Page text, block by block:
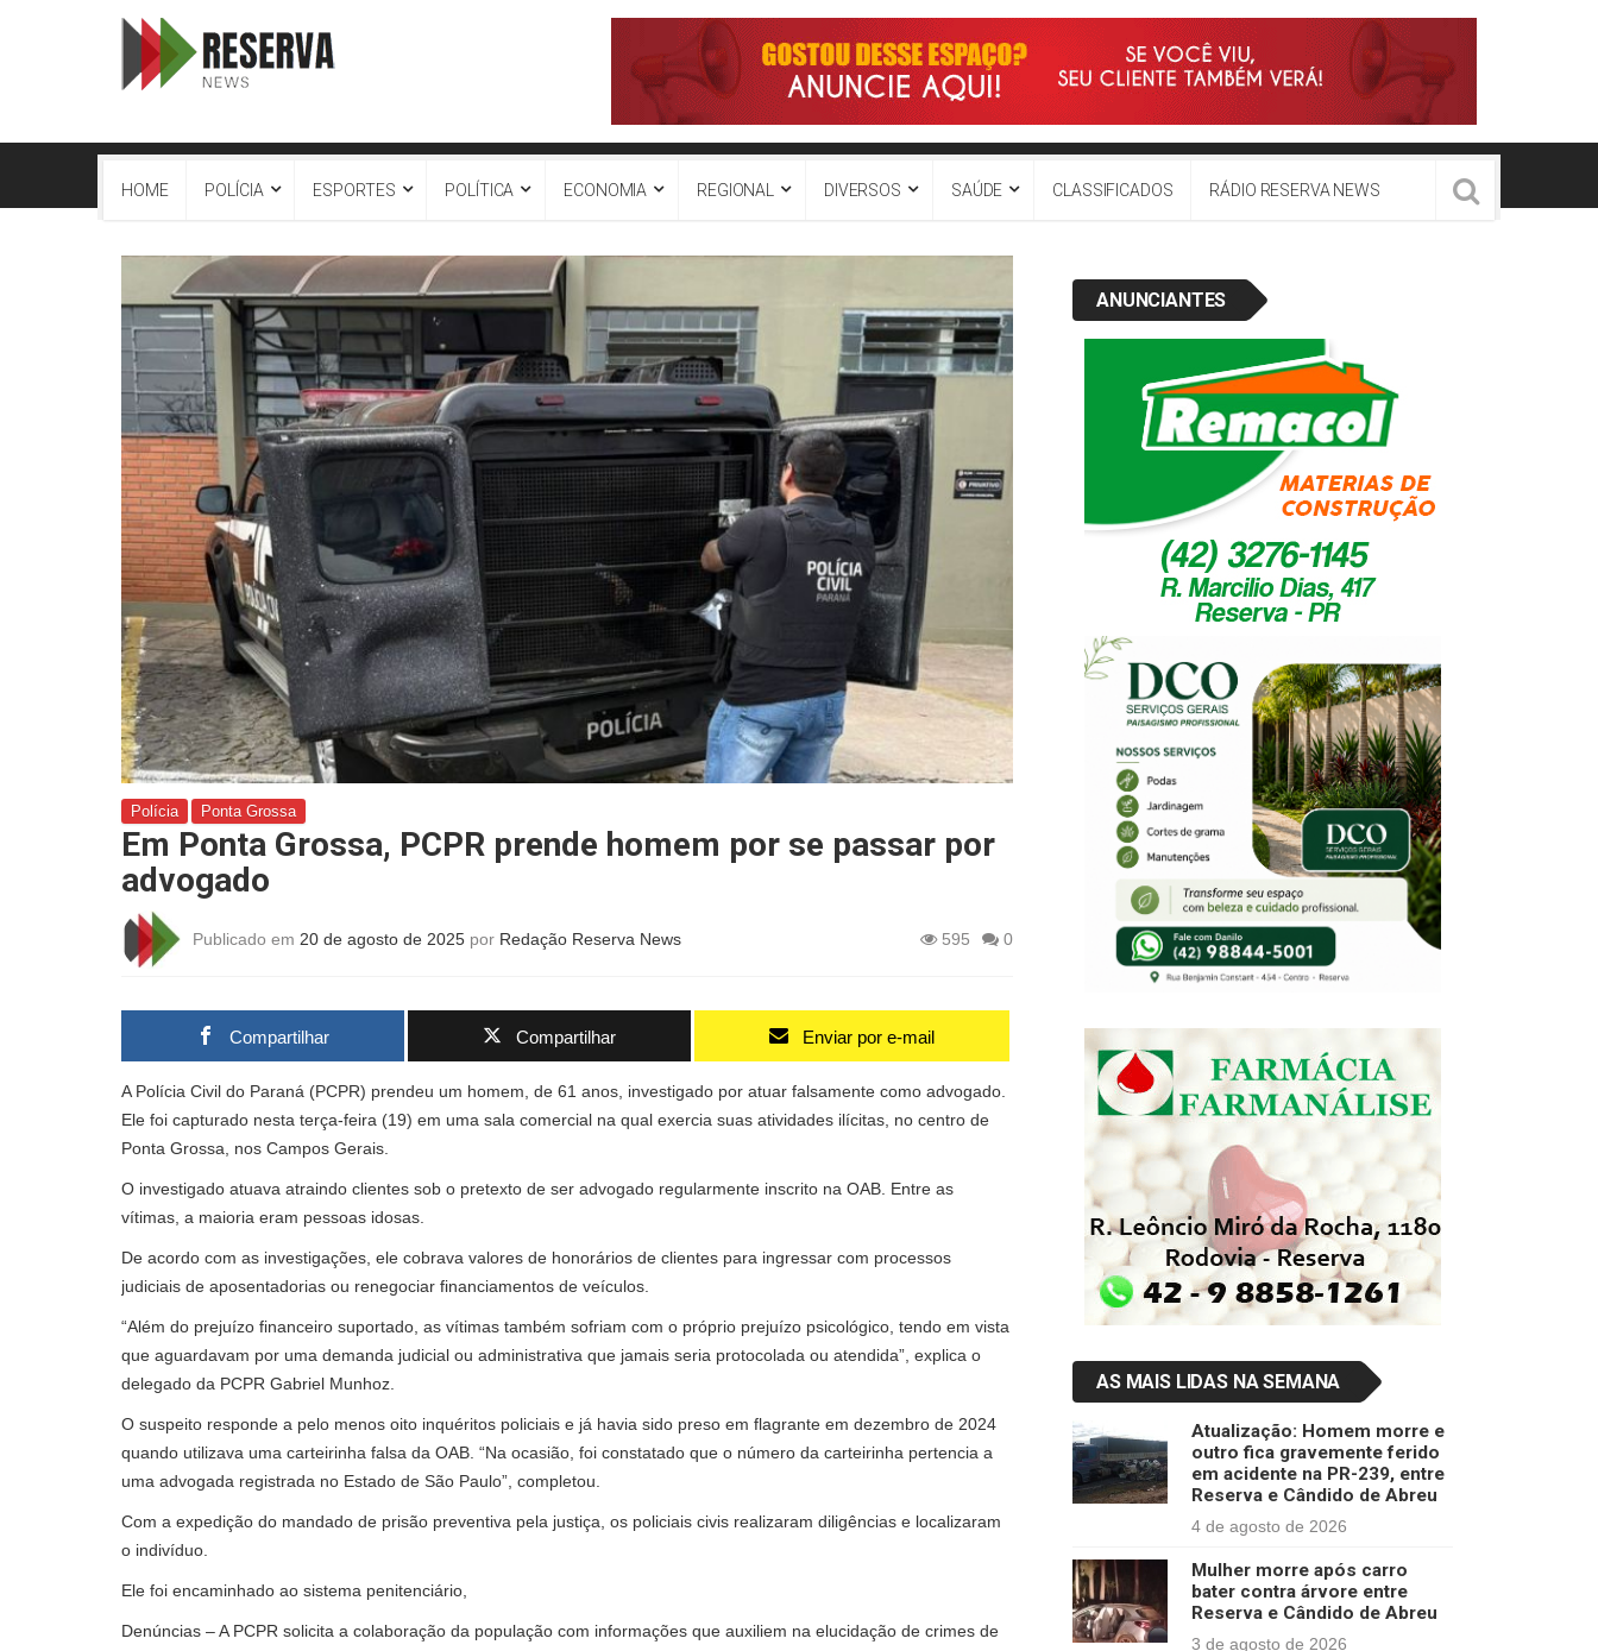
HOME POLÍCIA ESPORTES POLÍTICA ECONOMIA REGIONAL DIVERSOS SAÚDE CLASSIFICADOS RÁDIO RESERVA NEWS
Polícia Ponta Grossa
Em Ponta Grossa, PCPR prende homem por se passar por
advogado
Publicado em 20 de agosto de 2025 por Redação Reserva News 595 0
Compartilhar Compartilhar Enviar por e-mail
A Polícia Civil do Paraná (PCPR) prendeu um homem, de 61 anos, investigado por atuar falsamente como advogado.
Ele foi capturado nesta terça-feira (19) em uma sala comercial na qual exercia suas atividades ilícitas, no centro de
Ponta Grossa, nos Campos Gerais.
O investigado atuava atraindo clientes sob o pretexto de ser advogado regularmente inscrito na OAB. Entre as
vítimas, a maioria eram pessoas idosas.
De acordo com as investigações, ele cobrava valores de honorários de clientes para ingressar com processos
judiciais de aposentadorias ou renegociar financiamentos de veículos.
“Além do prejuízo financeiro suportado, as vítimas também sofriam com o próprio prejuízo psicológico, tendo em vista
que aguardavam por uma demanda judicial ou administrativa que jamais seria protocolada ou atendida”, explica o
delegado da PCPR Gabriel Munhoz.
O suspeito responde a pelo menos oito inquéritos policiais e já havia sido preso em flagrante em dezembro de 2024
quando utilizava uma carteirinha falsa da OAB. “Na ocasião, foi constatado que o número da carteirinha pertencia a
uma advogada registrada no Estado de São Paulo”, completou.
Com a expedição do mandado de prisão preventiva pela justiça, os policiais civis realizaram diligências e localizaram
o indivíduo.
Ele foi encaminhado ao sistema penitenciário,
Denúncias – A PCPR solicita a colaboração da população com informações que auxiliem na elucidação de crimes de
ANUNCIANTES
AS MAIS LIDAS NA SEMANA
Atualização: Homem morre e
outro fica gravemente ferido
em acidente na PR-239, entre
Reserva e Cândido de Abreu
4 de agosto de 2026
Mulher morre após carro
bater contra árvore entre
Reserva e Cândido de Abreu
3 de agosto de 2026